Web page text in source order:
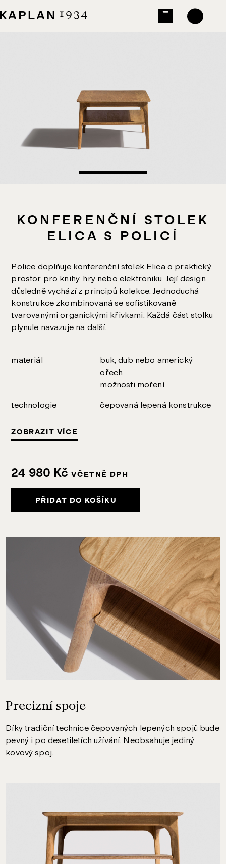
KONFERENČNÍ STOLEK
ELICA S POLICÍ
Police doplňuje konferenční stolek Elica o praktický
prostor pro knihy, hry nebo elektroniku. Její design
důsledně vychází z principů kolekce: Jednoduchá
konstrukce zkombinovaná se sofistikovaně
tvarovanými organickými křivkami. Každá část stolku
plynule navazuje na další.
materiál
buk, dub nebo americký
ořech
možnosti moření
technologie čepovaná lepená konstrukce
ZOBRAZIT VÍCE
24 980 KčVČETNĚ DPH
PŘIDAT DO KOŠÍKU
Precizní spoje
Díky tradiční technice čepovaných lepených spojů bude
pevný i po desetiletích užívání. Neobsahuje jediný
kovový spoj.